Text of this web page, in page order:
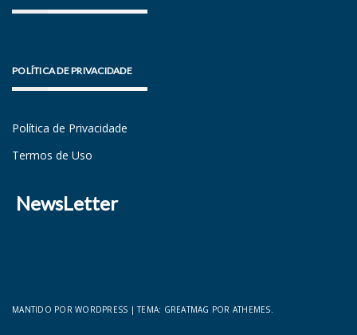
POLÍTICA DE PRIVACIDADE
Política de Privacidade
Termos de Uso
NewsLetter
MANTIDO POR WORDPRESS |TEMA: GREATMAG POR ATHEMES.